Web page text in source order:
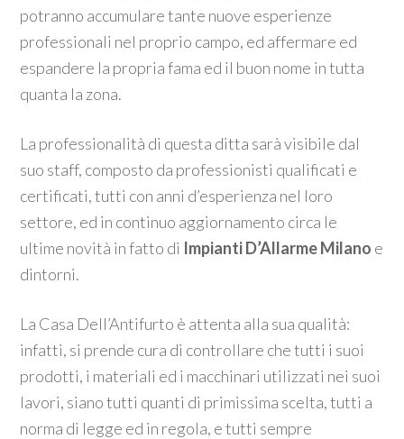
potranno accumulare tante nuove esperienze
professionali nel proprio campo, ed affermare ed
espandere la propria fama ed il buon nome in tutta
quanta la zona.
La professionalità di questa ditta sarà visibile dal
suo staff, composto da professionisti qualificati e
certificati, tutti con anni d’esperienza nel loro
settore, ed in continuo aggiornamento circa le
ultime novità in fatto di Impianti D’Allarme Milano e
dintorni.
La Casa Dell’Antifurto è attenta alla sua qualità:
infatti, si prende cura di controllare che tutti i suoi
prodotti, i materiali ed i macchinari utilizzati nei suoi
lavori, siano tutti quanti di primissima scelta, tutti a
norma di legge ed in regola, e tutti sempre